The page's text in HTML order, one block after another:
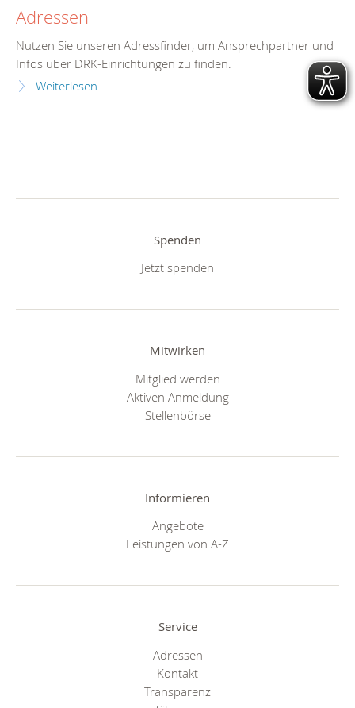
Adressen
Nutzen Sie unseren Adressfinder, um Ansprechpartner und
Infos über DRK-Einrichtungen zu finden.
Weiterlesen
Spenden
Jetzt spenden
Mitwirken
Mitglied werden
Aktiven Anmeldung
Stellenbörse
Informieren
Angebote
Leistungen von A-Z
Service
Adressen
Kontakt
Transparenz